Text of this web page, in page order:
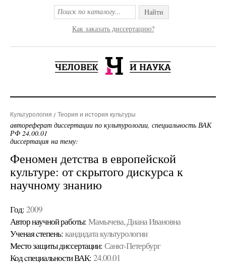
Найти
Как заказать диссертацию?
Культурология Теория и история культуры
автореферат диссертации по культурологии, специальность ВАК
РФ 24.00.01
диссертация на тему:
Феномен детства в европейской
культуре: от скрытого дискурса к
научному знанию
Год: 2009
Автор научной работы: Мамычева, Диана Ивановна
Ученая cтепень: кандидата культурологии
Место защиты диссертации: Санкт-Петербург
Код cпециальности ВАК: 24.00.01